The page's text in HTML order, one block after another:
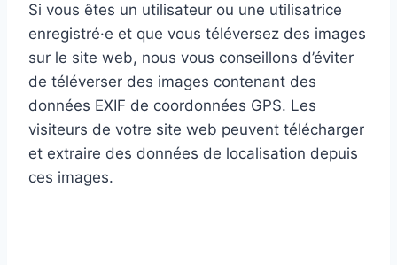
Si vous êtes un utilisateur ou une utilisatrice
enregistré·e et que vous téléversez des images
sur le site web, nous vous conseillons d’éviter
de téléverser des images contenant des
données EXIF de coordonnées GPS. Les
visiteurs de votre site web peuvent télécharger
et extraire des données de localisation depuis
ces images.